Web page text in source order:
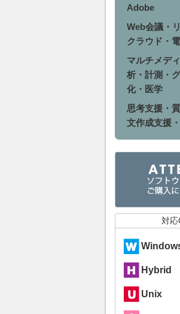
Adobe
Web会議・
クラウド・
マルチメデ
析・計測・
化・医学
思考支援・
文作成支援
対応
Hybrid
Unix